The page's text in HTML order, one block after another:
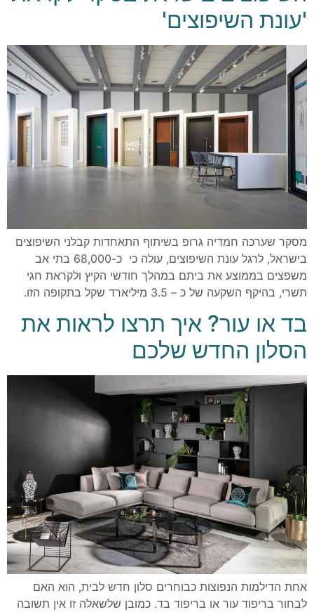
'עונת השיפוצים'
מסקר שערכה חמדיה גרופ בשיתוף התאחדות קבלני השיפוצים
בישראל, לרגל עונת השיפוצים, עולה כי כ-68,000 בתי אב
משפצים בממוצע את ביתם במהלך חודשי הקיץ ולקראת חגי
תשרי, בהיקף השקעה של כ – 3.5 מיליארד שקל בתקופה הזו.
בד או עור? איך תרצו לראות את
הסלון החדש שלכם
אחת הדילמות הנפוצות כבוחרים סלון חדש לבית, הוא האם
לבחור בריפוד עור או בריפוד בד. כמובן שלשאלה זו אין תשובה